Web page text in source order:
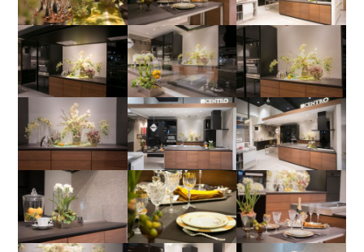
気に入っているクローブトロッターには、いくつかのポ